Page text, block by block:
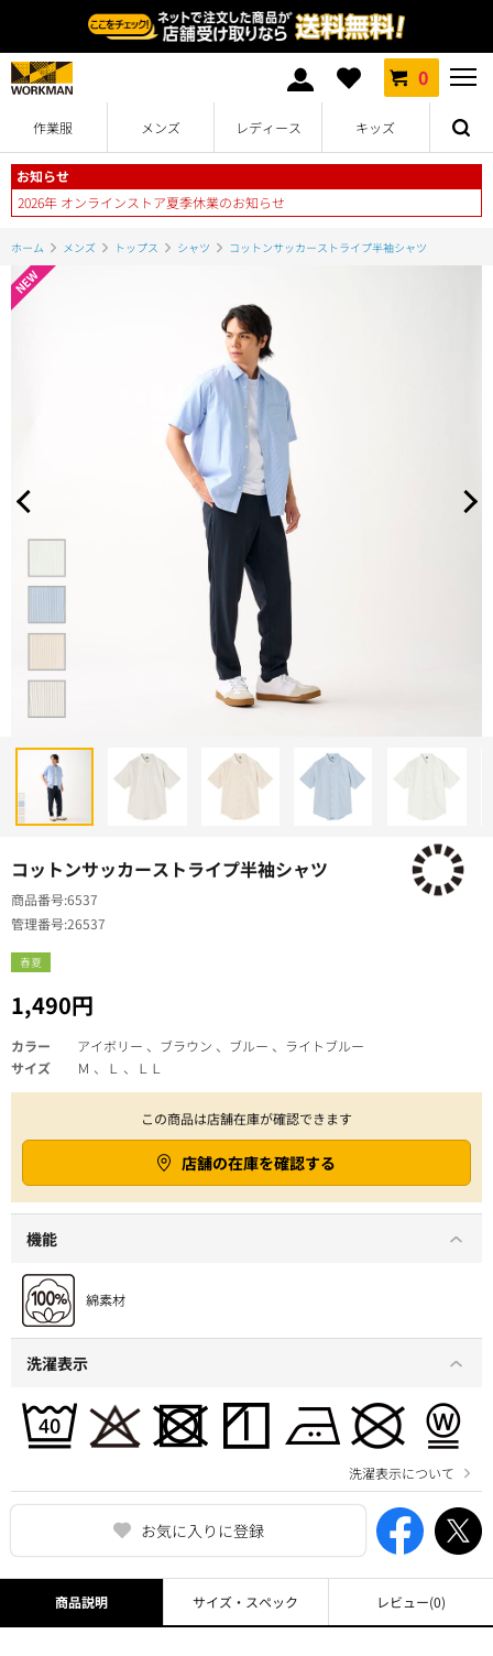
0
作業服 メンズ レディース キッズ
お知らせ
2026年 オンラインストア夏季休業のお知らせ
ホーム メンズ トップス シャツ コットンサッカーストライプ半袖シャツ
コットンサッカーストライプ半袖シャツ
春夏
1,490円
商品番号6537
管理番号26537
お気に入りに登録
カラー
アイボリー 、ブラウン 、ブルー 、ライトブルー
サイズ
Ｍ 、Ｌ 、ＬＬ
この商品は店舗在庫が確認できます
店舗の在庫を確認する
機能
洗濯表示
洗濯表示について
商品説明 サイズ・スペック レビュー(0)